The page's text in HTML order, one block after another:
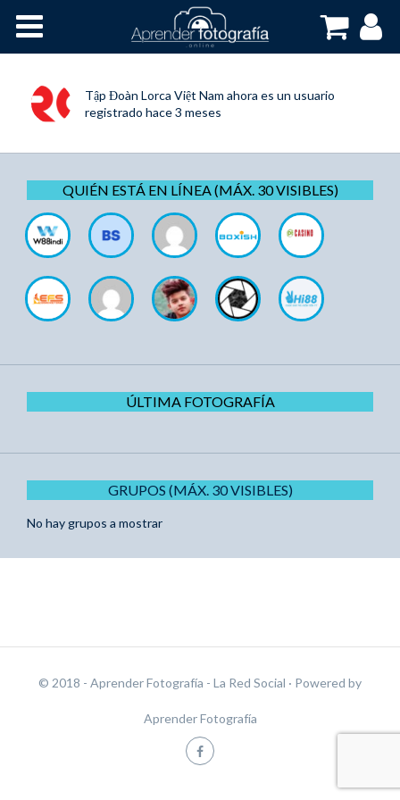
Tập Đoàn Lorca Việt Nam ahora es un usuario
registrado hace 3 meses
QUIÉN ESTÁ EN LÍNEA (MÁX. 30 VISIBLES)
ÚLTIMA FOTOGRAFÍA
GRUPOS (MÁX. 30 VISIBLES)
No hay grupos a mostrar
© 2018 - Aprender Fotografía - La Red Social · Powered by
Aprender Fotografía